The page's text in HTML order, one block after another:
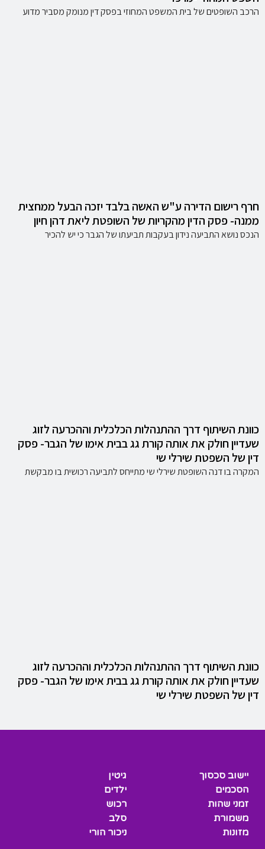
הרכב השופטים של בית המשפט המחוזי בפסק דין מנומק מסביר מדוע
חרף רישום הדירה ע"ש האשה בלבד יזכה הבעל ממחצית
ממנה- פסק הדין מהקריות של השופטת ליאת דהן חיון
הנכס נושא התביעה נידון בעקבות תביעתו של הגבר כי יש להכיר
כוונת השיתוף דרך ההתנהלות הכלכלית וההכרעה לזוג
שעדיין חולק את אותה קורת גג בבית אימו של הגבר- פסק
דין של השפטת שירלי שי
המקרה בו דנה השופטת שירלי שי מתייחס לתביעה רכושית בו מבקשת
כוונת השיתוף דרך ההתנהלות הכלכלית וההכרעה לזוג
שעדיין חולק את אותה קורת גג בבית אימו של הגבר- פסק
דין של השפטת שירלי שי
יישוב סכסוך
הסכמים
זמני שהות
משמורת
מזונות
גיטין
ילדים
רכוש
סלב
ניכור הורי